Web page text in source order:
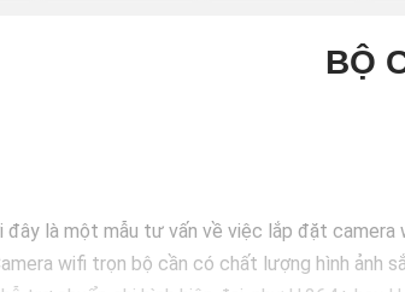
BỘ
đây là một mẫu tư vấn về việc lắp đặt camera
wifi trọn bộ cần có chất lượng hình ảnh